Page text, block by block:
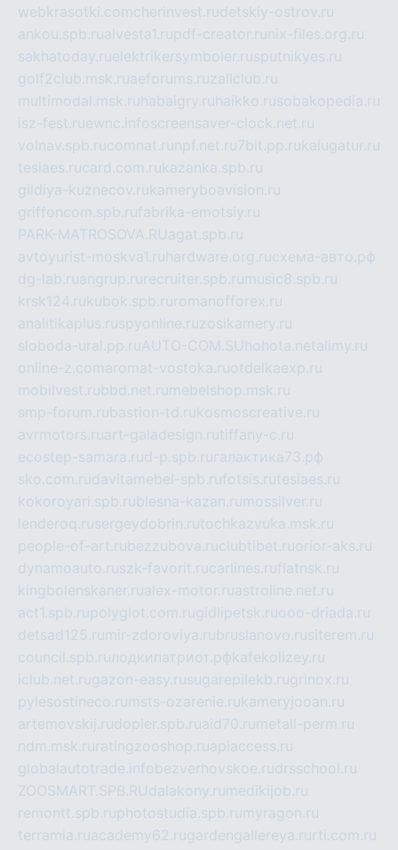
webkrasotki.comcherinvest.rudetskiy-ostrov.ru
ankou.spb.rualvesta1.rupdf-creator.ru nix-files.org.ru
sakhatoday.ruelektrikersymboler.rusputnikyes.ru
golf2club.msk.ruaeforums.ruzallclub.ru
multimodal.msk.ru habaigry.ru haikko.rusobakopedia.ru
isz-fest.ruewnc.infoscreensaver-clock.net.ru
volnav.spb.rucomnat.ru npf.net.ru7bit.pp.rukalugatur.ru
tesiaes.rucard.com.rukazanka.spb.ru
gildiya-kuznecov.rukameryboavision.ru
griffoncom.spb.rufabrika-emotsiy.ru
PARK-MATROSOVA.RUagat.spb.ru
avtoyurist-moskva1.ru hardware.org.ruсхема-авто.рф
dg-lab.ruangrup.ru recruiter.spb.ru music8.spb.ru
krsk124.rukubok.spb.ru romanofforex.ru
analitikaplus.ruspyonline.ruzosikamery.ru
sloboda-ural.pp.ruAUTO-COM.SU hohota.netalimy.ru
online-z.comaromat-vostoka.ruotdelkaexp.ru
mobilvest.rubbd.net.ru mebelshop.msk.ru
smp-forum.rubastion-td.rukosmoscreative.ru
avrmotors.ruart-galadesign.rutiffany-c.ru
ecostep-samara.rud-p.spb.ru галактика73.рф
sko.com.rudavitamebel-spb.rufotsis.rutesiaes.ru
kokoroyari.spb.rublesna-kazan.ru mossilver.ru
lenderoq.rusergeydobrin.rutochkazvuka.msk.ru
people-of-art.rubezzubova.ruclubtibet.ruorior-aks.ru
dynamoauto.ruszk-favorit.rucarlines.ruflatnsk.ru
kingbolenskaner.rualex-motor.ruastroline.net.ru
act1.spb.rupolyglot.com.rugidlipetsk.ruooo-driada.ru
detsad125.ru mir-zdoroviya.rubruslanovo.rusiterem.ru
council.spb.ruлодкипатриот.рфkafekolizey.ru
iclub.net.rugazon-easy.rusugarepilekb.rugrinox.ru
pylesostineco.ru msts-ozarenie.rukameryjooan.ru
artemovskij.rudopler.spb.ruaid70.ru metall-perm.ru
ndm.msk.ru ratingzooshop.ruapiaccess.ru
globalautotrade.info bezverhovskoe.rudrsschool.ru
ZOOSMART.SPB.RUdalakony.ru medikijob.ru
remontt.spb.ruphotostudia.spb.ru myragon.ru
terramia.ruacademy62.rugardengallereya.ru rti.com.ru